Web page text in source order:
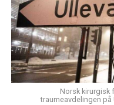
Norsk kirurgisk
traumeavdelingen på